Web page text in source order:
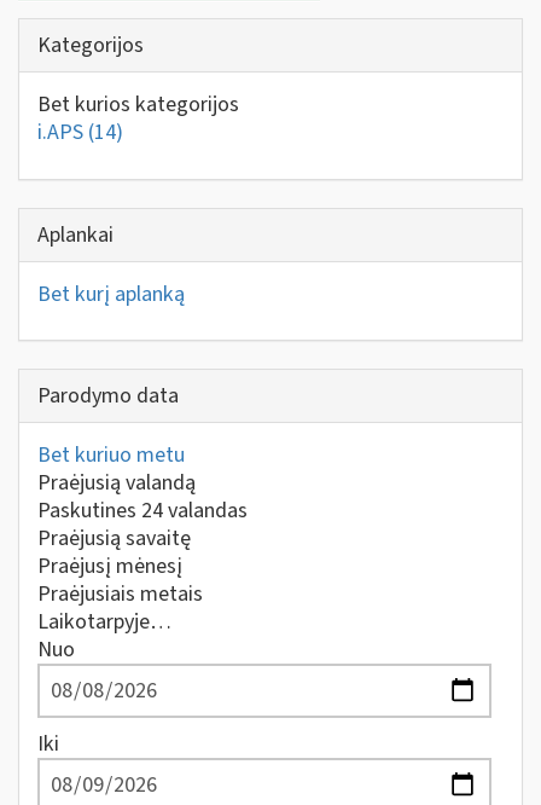
Kategorijos
Bet kurios kategorijos
i.APS (14)
Aplankai
Bet kurį aplanką
Parodymo data
Bet kuriuo metu
Praėjusią valandą
Paskutines 24 valandas
Praėjusią savaitę
Praėjusį mėnesį
Praėjusiais metais
Laikotarpyje…
Nuo
Iki